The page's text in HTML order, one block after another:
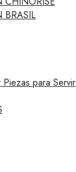
BRASIL
para Servir